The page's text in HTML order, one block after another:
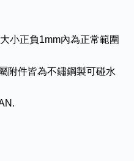
小正負1mm內為正常範圍
附件皆為不鏽鋼製可碰水